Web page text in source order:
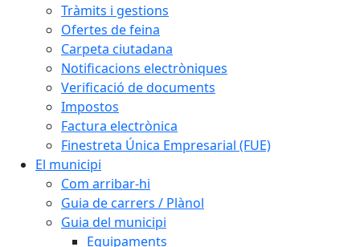
Tràmits i gestions
Ofertes de feina
Carpeta ciutadana
Notificacions electròniques
Verificació de documents
Impostos
Factura electrònica
Finestreta Única Empresarial (FUE)
El municipi
Com arribar-hi
Guia de carrers / Plànol
Guia del municipi
Equipaments